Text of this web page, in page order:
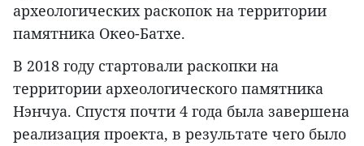
археологических раскопок на территории
памятника Окео-Батхе.
В 2018 году стартовали раскопки на
территории археологического памятника
Нэнчуа. Спустя почти 4 года была завершена
реализация проекта, в результате чего было